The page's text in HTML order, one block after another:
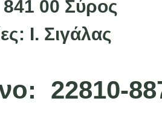
:
Ι. Σιγάλας